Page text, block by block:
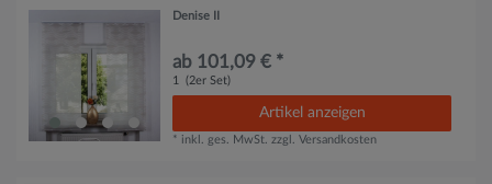
Denise II
ab 101,09 € *
1 (2er Set)
Artikel anzeigen
* inkl. ges. MwSt. zzgl.Versandkosten